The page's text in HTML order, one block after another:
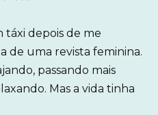
táxi depois de me
de uma revista feminina.
passando mais
Mas a vida tinha